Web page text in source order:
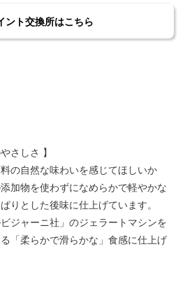
ント交換所はこちら
さしさ 】
の自然な味わいを感じてほしいか
加物を使わずになめらかで軽やかな
りとした後味に仕上げています。
ジャーニ社」のジェラートマシンを
「柔らかで滑らかな」食感に仕上げ